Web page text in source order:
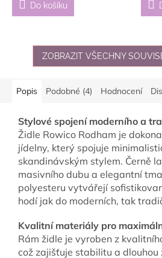
Do košíku
ZOBRAZIT VŠECHNY
Popis Podobné (4) Hodnocení
Stylové spojení moderního a
Židle Rowico Rodham je
jídelny, který spojuje
skandinávským stylem. Černě
masivního dubu a elegantní
polyesteru vytvářejí
hodí jak do moderních, tak
Kvalitní materiály pro
Rám židle je vyroben z
což zajišťuje stabilitu a dlouhou